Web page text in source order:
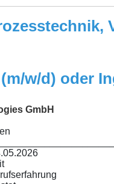
w/d) oder
GmbH